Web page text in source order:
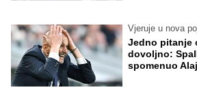
Vjeruje u nova
Jedno pitanje
dovoljno:
spomenuo